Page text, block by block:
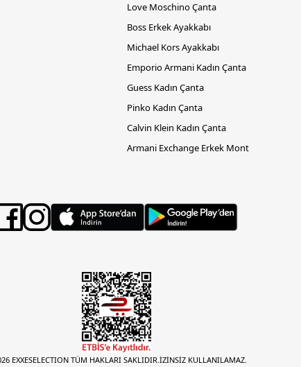
Love Moschino Çanta
Boss Erkek Ayakkabı
Michael Kors Ayakkabı
Emporio Armani Kadın Çanta
Guess Kadın Çanta
Pinko Kadın Çanta
Calvin Klein Kadın Çanta
Armani Exchange Erkek Mont
EXXESELECTION TÜM HAKLARI SAKLIDIR.İZİNSİZ KULLANILAMAZ.